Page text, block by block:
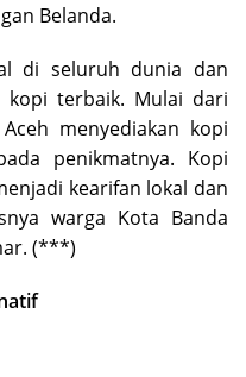
Belanda.
di seluruh dunia dan
kopi terbaik. Mulai dari
menyediakan kopi
penikmatnya. Kopi
kearifan lokal dan
warga Kota Banda
(***)